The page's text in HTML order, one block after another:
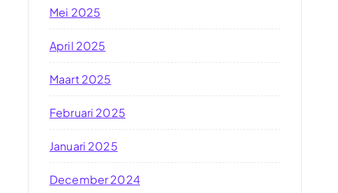
Mei 2025
April 2025
Maart 2025
Februari 2025
Januari 2025
December 2024